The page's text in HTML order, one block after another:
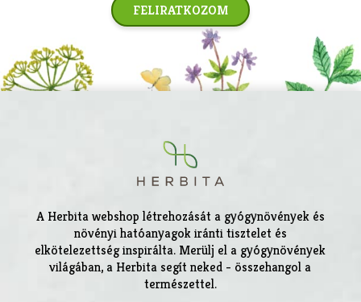
FELIRATKOZOM
A Herbita webshop létrehozását a gyógynövények és
növényi hatóanyagok iránti tisztelet és
elkötelezettség inspirálta. Merülj el a gyógynövények
világában, a Herbita segít neked - összehangol a
természettel.